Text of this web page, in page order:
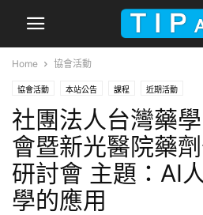
Home 協會活動
協會活動 本站公告 課程 近期活動
社團法人台灣藥
會暨新光醫院藥
研討會 主題：AI
學的應用